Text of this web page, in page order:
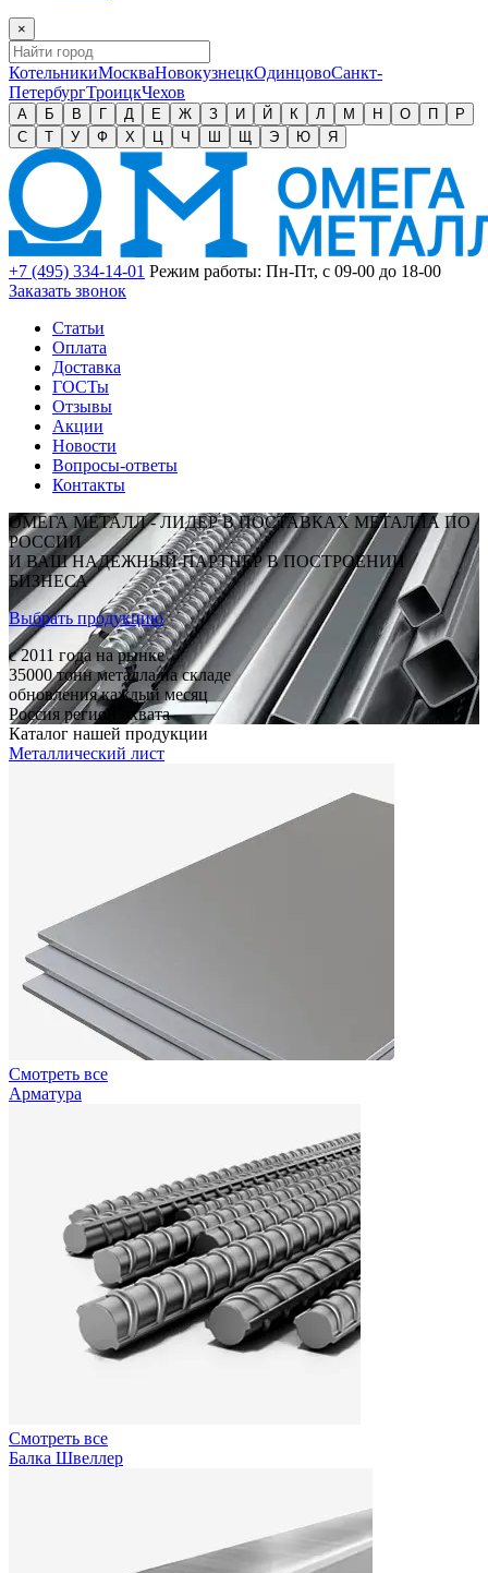
×
КотельникиМоскваНовокузнецкОдинцовоСанкт-
ПетербургТроицкЧехов
А Б В Г Д Е Ж З И Й К Л М Н О П
Р
С
Т У Ф Х Ц Ч Ш Щ Э Ю Я
+7 (495) 334-14-01 Режим работы: Пн-Пт, с 09-00 до 18-00
Заказать звонок
Статьи
Оплата
Доставка
ГОСТы
Отзывы
Акции
Новости
Вопросы-ответы
Контакты
ОМЕГА МЕТАЛЛ - ЛИДЕР В ПОСТАВКАХ МЕТАЛЛА ПО
РОССИИ
И ВАШ НАДЕЖНЫЙ ПАРТНЕР В ПОСТРОЕНИИ
БИЗНЕСА
Выбрать продукцию
c 2011 года на рынке
35000 тонн металла на складе
обновления каждый месяц
Россия регион охвата
Каталог нашей продукции
Металлический лист
Смотреть все
Арматура
Смотреть все
Балка Швеллер